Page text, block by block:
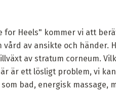
for Heels" kommer vi att
av ansikte och händer.
av stratum corneum.
är ett lösligt problem, vi
bad, energisk massage,